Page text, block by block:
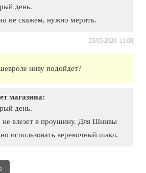
день.
не скажем, нужно мерить.
23/05/2020, 11:08
ниву подойдет?
магазина:
день.
не влезет в проушину. Для Шнивы
использовать веревочный шакл.